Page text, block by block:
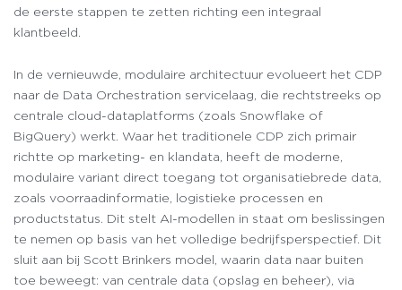
de eerste stappen te zetten richting een integraal
klantbeeld.
In de vernieuwde, modulaire architectuur evolueert het CDP
naar de Data Orchestration servicelaag, die rechtstreeks op
centrale cloud-dataplatforms (zoals Snowflake of
BigQuery) werkt. Waar het traditionele CDP zich primair
richtte op marketing- en klandata, heeft de moderne,
modulaire variant direct toegang tot organisatiebrede data,
zoals voorraadinformatie, logistieke processen en
productstatus. Dit stelt AI-modellen in staat om beslissingen
te nemen op basis van het volledige bedrijfsperspectief. Dit
sluit aan bij Scott Brinkers model, waarin data naar buiten
toe beweegt: van centrale data (opslag en beheer), via